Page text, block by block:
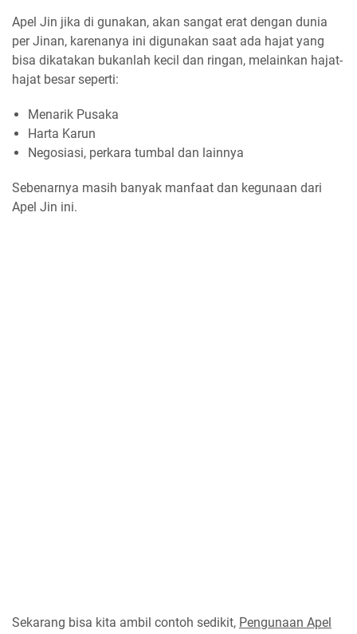
Apel Jin jika di gunakan, akan sangat erat dengan dunia
per Jinan, karenanya ini digunakan saat ada hajat yang
bisa dikatakan bukanlah kecil dan ringan, melainkan hajat-
hajat besar seperti:
Menarik Pusaka
Harta Karun
Negosiasi, perkara tumbal dan lainnya
Sebenarnya masih banyak manfaat dan kegunaan dari
Apel Jin ini.
Sekarang bisa kita ambil contoh sedikit, Pengunaan Apel